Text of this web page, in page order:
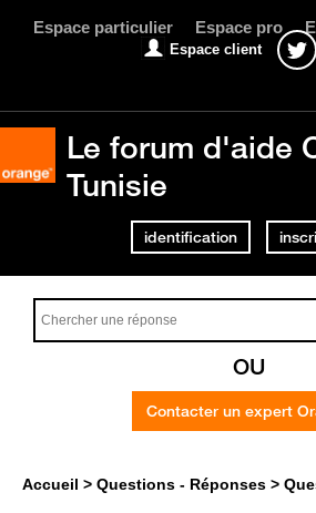
Espace particulier Espace pro
Espace client
Le forum d'aide
Tunisie
identification
OU
Contacter un expert
Accueil Questions - Réponses